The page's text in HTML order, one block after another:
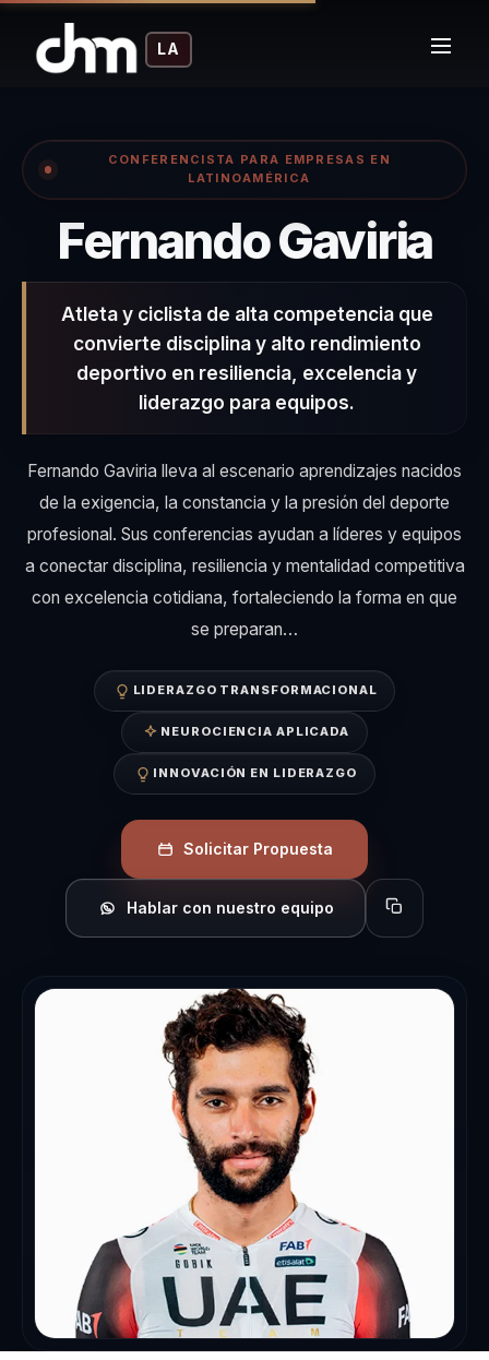
LA
CONFERENCISTA PARA EMPRESAS EN
LATINOAMÉRICA
Fernando Gaviria–
Atleta y ciclista de alta competencia que
convierte disciplina y alto rendimiento
deportivo en resiliencia, excelencia y
liderazgo para equipos.
Fernando Gaviria lleva al escenario aprendizajes nacidos
de la exigencia, la constancia y la presión del deporte
profesional. Sus conferencias ayudan a líderes y equipos
a conectar disciplina, resiliencia y mentalidad competitiva
con excelencia cotidiana, fortaleciendo la forma en que
se preparan…
LIDERAZGO TRANSFORMACIONAL
NEUROCIENCIA APLICADA
INNOVACIÓN EN LIDERAZGO
Solicitar Propuesta
Hablar con nuestro equipo Copiar perfil